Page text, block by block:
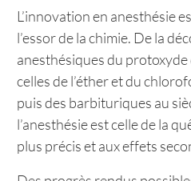
L’innovation en anesthésie
l’essor de la chimie. De la
anesthésiques du protoxyde
celles de l’éther et du
puis des barbituriques au
l’anesthésie est celle de la
plus précis et aux effets